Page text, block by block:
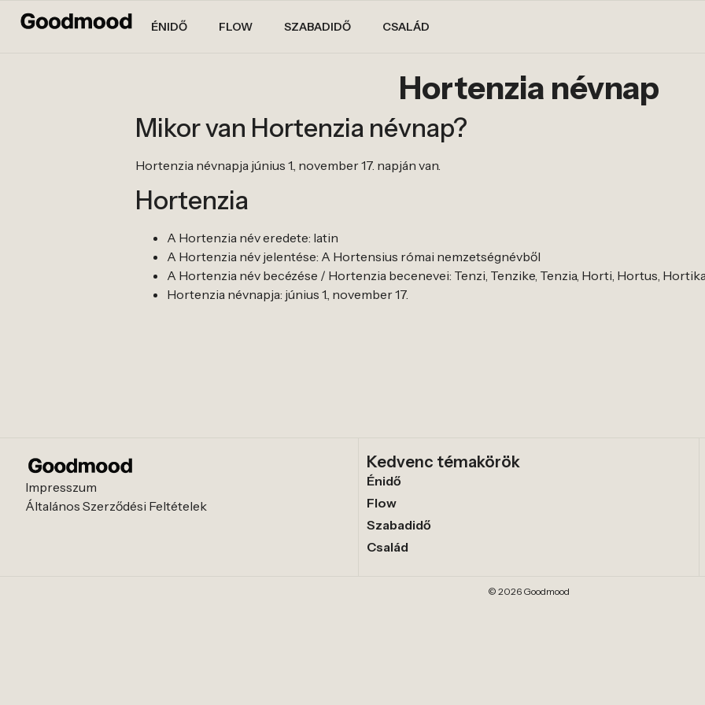
ÉNIDŐ FLOW SZABADIDŐ CSALÁD
Hortenzia névnap
Mikor van Hortenzia névnap?
Hortenzia névnapja június 1., november 17. napján van.
Hortenzia
A Hortenzia név eredete: latin
A Hortenzia név jelentése: A Hortensius római nemzetségnévből
A Hortenzia név becézése / Hortenzia becenevei: Tenzi, Tenzike, Tenzia, Horti, Hortus,
Hortenzia névnapja: június 1., november 17.
Impresszum
Általános Szerződési Feltételek
Kedvenc témakörök
Énidő
Flow
Szabadidő
Család
© 2026 Goodmood